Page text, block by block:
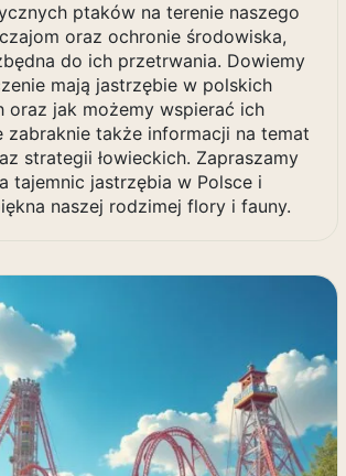
ptaków na terenie naszego
oraz ochronie środowiska,
do ich przetrwania. Dowiemy
mają jastrzębie w polskich
oraz jak możemy wspierać ich
zabraknie także informacji na temat
strategii łowieckich. Zapraszamy
tajemnic jastrzębia w Polsce i
naszej rodzimej flory i fauny.